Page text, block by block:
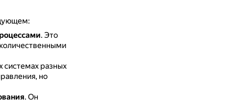
. Это
системах разных
но
. Он